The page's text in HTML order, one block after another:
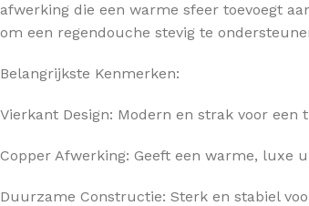
afwerking die een warme sfeer toevoegt
om een regendouche stevig te
Belangrijkste Kenmerken:
Vierkant Design: Modern en strak voor een
Copper Afwerking: Geeft een warme, luxe
Duurzame Constructie: Sterk en stabiel